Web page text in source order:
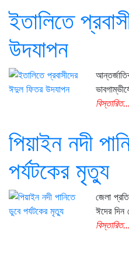
ইতালিতে
উদযাপন
বিস্তারিত...
পিয়াইন নদী
পর্যটকের মৃত্যু
জেলা
ঈদের দিন
বিস্তারিত...